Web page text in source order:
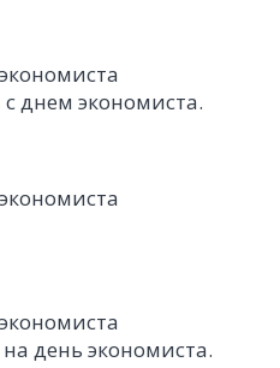
днем экономиста.
день экономиста.